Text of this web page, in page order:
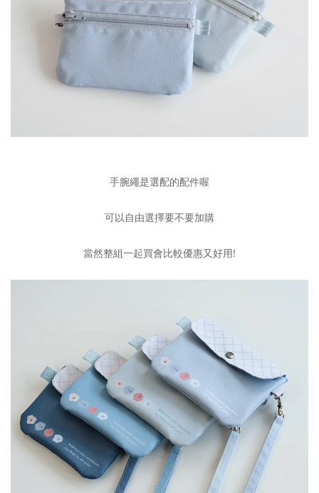
手腕繩是選配的配件喔
可以自由選擇要不要加購
當然整組一起買會比較優惠又好用!